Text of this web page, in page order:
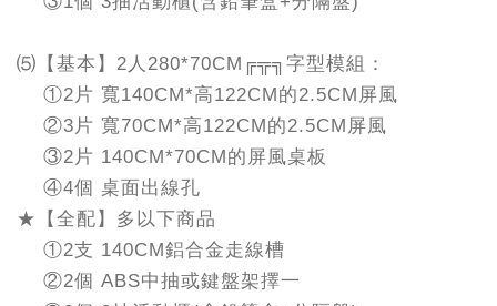
⑸【基本】2人280*70CM╔╦╗字型模組：
①2片 寬140CM*高122CM的2.5CM屏風
②3片 寬70CM*高122CM的2.5CM屏風
③2片 140CM*70CM的屏風桌板
④4個 桌面出線孔
★【全配】多以下商品
①2支 140CM鋁合金走線槽
②2個 ABS中抽或鍵盤架擇一